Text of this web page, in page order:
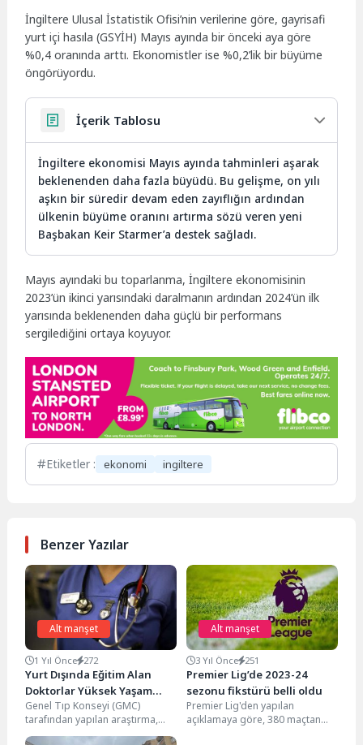
İngiltere Ulusal İstatistik Ofisi’nin verilerine göre, gayrisafi
yurt içi hasıla (GSYİH) Mayıs ayında bir önceki aya göre
%0,4 oranında arttı. Ekonomistler ise %0,2’lik bir büyüme
öngörüyordu.
İçerik Tablosu
İngiltere ekonomisi Mayıs ayında tahminleri aşarak
beklenenden daha fazla büyüdü. Bu gelişme, on yılı
aşkın bir süredir devam eden zayıflığın ardından
ülkenin büyüme oranını artırma sözü veren yeni
Başbakan Keir Starmer’a destek sağladı.
Mayıs ayındaki bu toparlanma, İngiltere ekonomisinin
2023’ün ikinci yarısındaki daralmanın ardından 2024’ün ilk
yarısında beklenenden daha güçlü bir performans
sergilediğini ortaya koyuyor.
Etiketler : ekonomi ingiltere
Benzer Yazılar
Alt manşet
1 Yıl Önce 272
Yurt Dışında Eğitim Alan
Doktorlar Yüksek Yaşam
Maliyeti Nedeniyle
İngiltere’yi Tercih Etmiyor
Genel Tıp Konseyi (GMC)
tarafından yapılan araştırma,
İngiltere'nin sağlık sisteminde
Alt manşet
3 Yıl Önce 251
Premier Lig’de 2023-24
sezonu fikstürü belli oldu
Premier Lig'den yapılan
açıklamaya göre, 380 maçtan